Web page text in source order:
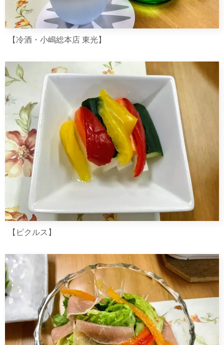
【冷酒・小嶋総本店 東光】
【ピクルス】